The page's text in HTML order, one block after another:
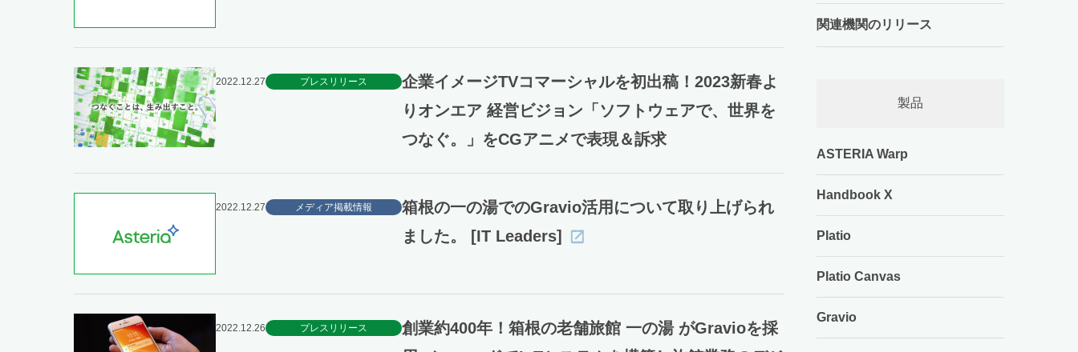
2022.12.27 プレスリリース
企業イメージTVコマーシャルを初出稿！2023新春よ
りオンエア 経営ビジョン「ソフトウェアで、世界を
つなぐ。」をCGアニメで表現＆訴求
2022.12.27 メディア掲載情報
箱根の一の湯でのGravio活用について取り上げられ
ました。 [IT Leaders]
2022.12.26 プレスリリース
創業約400年！箱根の老舗旅館 一の湯 がGravioを採
関連機関のリリース
製品
ASTERIA Warp
Handbook X
Platio
Platio Canvas
Gravio